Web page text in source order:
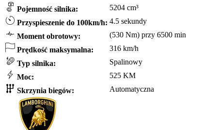
Pojemność silnika:
5204 cm³
Przyspieszenie do 100km/h: 4.5 sekundy
Moment obrotowy:
(530 Nm) przy 6500 min
Prędkość maksymalna:
316 km/h
Typ silnika:
Spalinowy
Moc:
525 KM
Skrzynia biegów:
Automatyczna